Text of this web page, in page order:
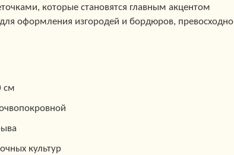
которые становятся главным акцентом
оформления изгородей и бордюров, превосходно
см
культур